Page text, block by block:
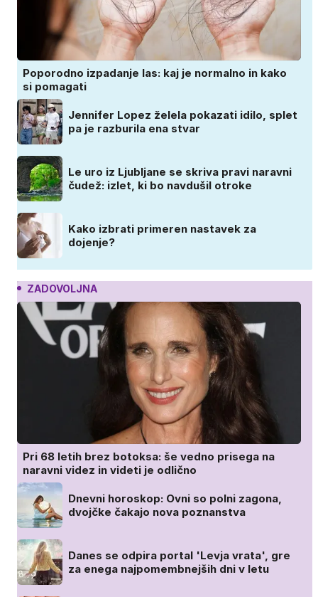
Poporodno izpadanje las: kaj je normalno in kako
si pomagati
Jennifer Lopez želela pokazati idilo, splet
pa je razburila ena stvar
Le uro iz Ljubljane se skriva pravi naravni
čudež: izlet, ki bo navdušil otroke
Kako izbrati primeren nastavek za
dojenje?
ZADOVOLJNA
Pri 68 letih brez botoksa: še vedno prisega na
naravni videz in videti je odlično
Dnevni horoskop: Ovni so polni zagona,
dvojčke čakajo nova poznanstva
Danes se odpira portal 'Levja vrata', gre
za enega najpomembnejših dni v letu